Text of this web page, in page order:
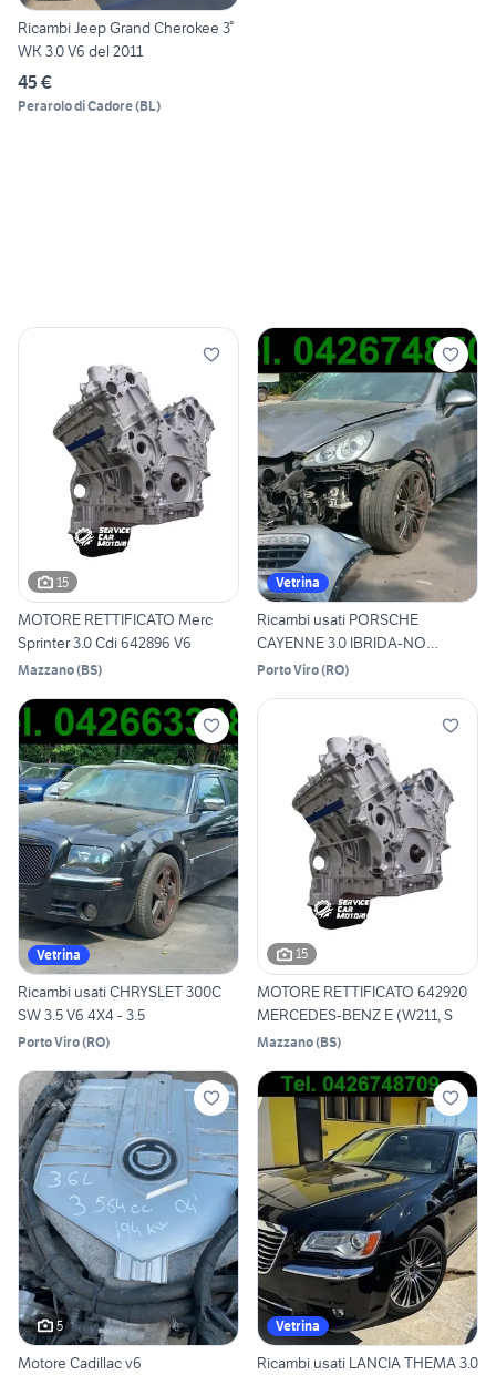
Ricambi Jeep Grand Cherokee 3°
WK 3.0 V6 del 2011
45 €
Perarolo di Cadore(BL)
15
MOTORE RETTIFICATO Merc
Sprinter 3.0 Cdi 642896 V6
Mazzano(BS)
Vetrina
Ricambi usati PORSCHE
CAYENNE 3.0 IBRIDA-NO
MOTORE
Porto Viro(RO)
Vetrina
Ricambi usati CHRYSLET 300C
SW 3.5 V6 4X4 - 3.5
Porto Viro(RO)
15
MOTORE RETTIFICATO 642920
MERCEDES-BENZ E (W211, S
Mazzano(BS)
5
Motore Cadillac v6
Vetrina
Ricambi usati LANCIA THEMA 3.0